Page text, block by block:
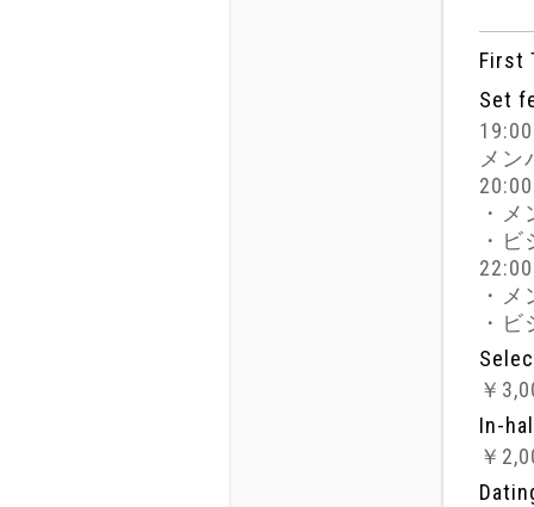
First
Set
メン
・
・
・
・
￥
In-
￥